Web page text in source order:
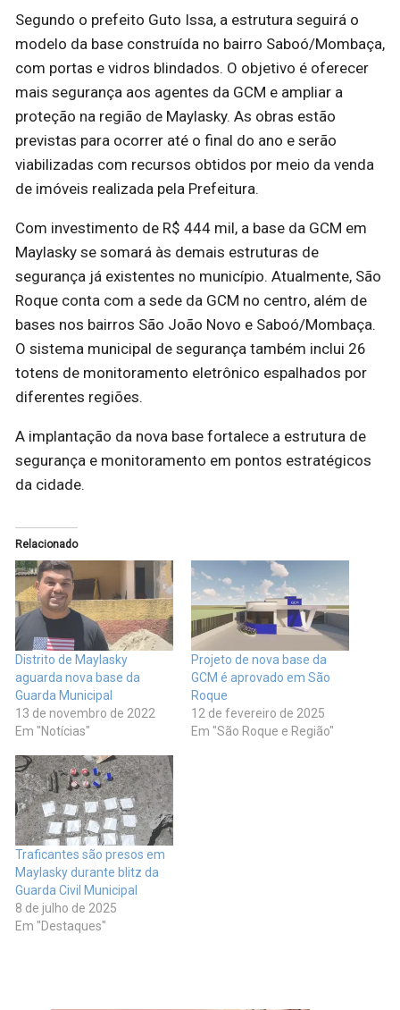
Segundo o prefeito Guto Issa, a estrutura seguirá o
modelo da base construída no bairro Saboó/Mombaça,
com portas e vidros blindados. O objetivo é oferecer
mais segurança aos agentes da GCM e ampliar a
proteção na região de Maylasky. As obras estão
previstas para ocorrer até o final do ano e serão
viabilizadas com recursos obtidos por meio da venda
de imóveis realizada pela Prefeitura.
Com investimento de R$ 444 mil, a base da GCM em
Maylasky se somará às demais estruturas de
segurança já existentes no município. Atualmente, São
Roque conta com a sede da GCM no centro, além de
bases nos bairros São João Novo e Saboó/Mombaça.
O sistema municipal de segurança também inclui 26
totens de monitoramento eletrônico espalhados por
diferentes regiões.
A implantação da nova base fortalece a estrutura de
segurança e monitoramento em pontos estratégicos
da cidade.
Relacionado
Distrito de Maylasky
aguarda nova base da
Guarda Municipal
13 de novembro de 2022
Em "Notícias"
Projeto de nova base da
GCM é aprovado em São
Roque
12 de fevereiro de 2025
Em "São Roque e Região"
Traficantes são presos em
Maylasky durante blitz da
Guarda Civil Municipal
8 de julho de 2025
Em "Destaques"